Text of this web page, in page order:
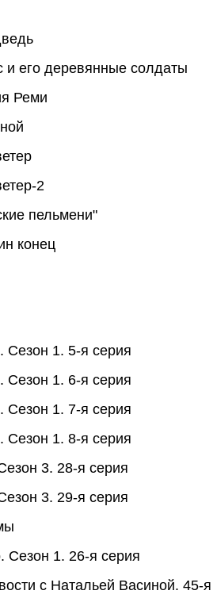
его деревянные солдаты
Реми
2
пельмени"
конец
Сезон 1. 5-я серия
Сезон 1. 6-я серия
Сезон 1. 7-я серия
Сезон 1. 8-я серия
3. 28-я серия
3. 29-я серия
Сезон 1. 26-я серия
с Натальей Васиной. 45-я